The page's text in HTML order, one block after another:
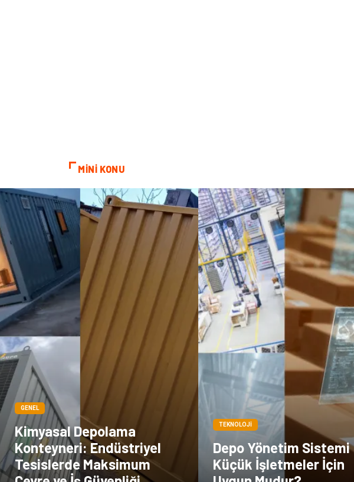
MİNİ KONU
GENEL
Kimyasal Depolama
Konteyneri: Endüstriyel
Tesislerde Maksimum
TEKNOLOJI
Depo Yönetim Sistemi
Küçük İşletmeler İçin